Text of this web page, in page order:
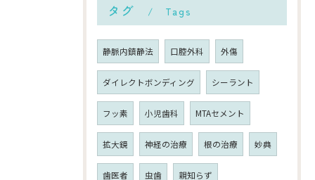
タグ Tags
静脈内鎮静法 口腔外科 外傷
ダイレクトボンディング シーラント
フッ素 小児歯科 MTAセメント
拡大鏡 神経の治療 根の治療 妙典
歯医者 虫歯 親知らず